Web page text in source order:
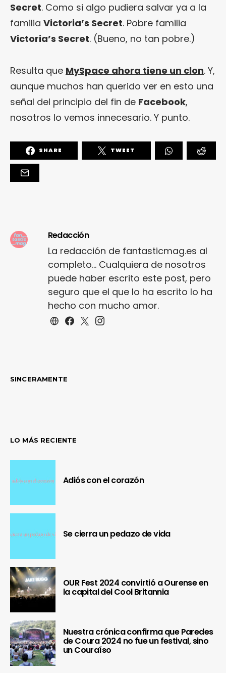
Secret. Como si algo pudiera salvar ya a la
familia Victoria’s Secret. Pobre familia
Victoria’s Secret. (Bueno, no tan pobre.)
Resulta que MySpace ahora tiene un clon. Y,
aunque muchos han querido ver en esto una
señal del principio del fin de Facebook,
nosotros lo vemos innecesario. Y punto.
SHARE TWEET
Redacción
La redacción de fantasticmag.es al
completo... Cualquiera de nosotros
puede haber escrito este post, pero
seguro que el que lo ha escrito lo ha
hecho con mucho amor.
SINCERAMENTE
LO MÁS RECIENTE
Adiós con el corazón
Se cierra un pedazo de vida
OUR Fest 2024 convirtió a Ourense en
la capital del Cool Britannia
Nuestra crónica confirma que Paredes
de Coura 2024 no fue un festival, sino
un Couraíso